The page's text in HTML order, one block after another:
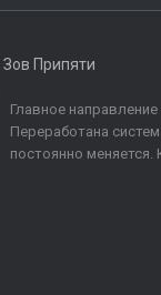
Зов Припяти
Главное
Переработана
постоянно